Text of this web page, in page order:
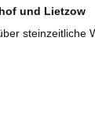
und Lietzow
steinzeitliche